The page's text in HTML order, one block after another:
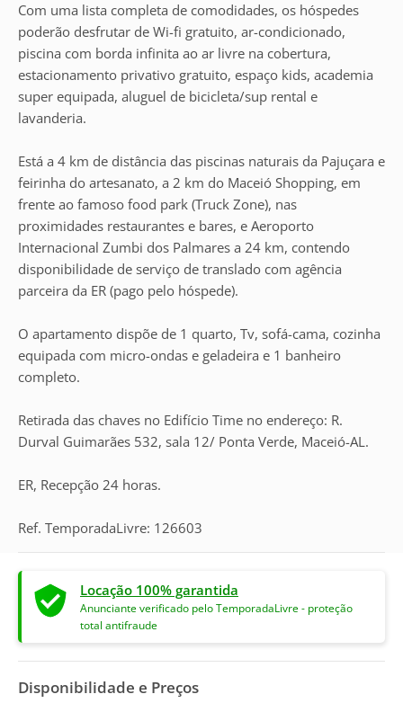
Com uma lista completa de comodidades, os hóspedes
poderão desfrutar de Wi-fi gratuito, ar-condicionado,
piscina com borda infinita ao ar livre na cobertura,
estacionamento privativo gratuito, espaço kids, academia
super equipada, aluguel de bicicleta/sup rental e
lavanderia.
Está a 4 km de distância das piscinas naturais da Pajuçara e
feirinha do artesanato, a 2 km do Maceió Shopping, em
frente ao famoso food park (Truck Zone), nas
proximidades restaurantes e bares, e Aeroporto
Internacional Zumbi dos Palmares a 24 km, contendo
disponibilidade de serviço de translado com agência
parceira da ER (pago pelo hóspede).
O apartamento dispõe de 1 quarto, Tv, sofá-cama, cozinha
equipada com micro-ondas e geladeira e 1 banheiro
completo.
Retirada das chaves no Edifício Time no endereço: R.
Durval Guimarães 532, sala 12/ Ponta Verde, Maceió-AL.
ER, Recepção 24 horas.
Ref. TemporadaLivre: 126603
Locação 100% garantida
Anunciante verificado pelo TemporadaLivre - proteção
total antifraude
Disponibilidade e Preços